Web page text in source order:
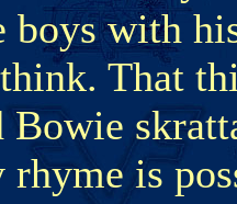
boys with
That
rhyme is